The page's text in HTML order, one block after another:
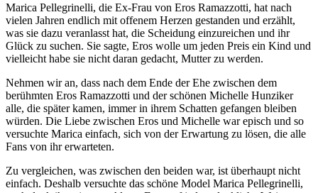
Marica Pellegrinelli, die Ex-Frau von Eros Ramazzotti, hat nach
vielen Jahren endlich mit offenem Herzen gestanden und erzählt,
was sie dazu veranlasst hat, die Scheidung einzureichen und ihr
Glück zu suchen. Sie sagte, Eros wolle um jeden Preis ein Kind und
vielleicht habe sie nicht daran gedacht, Mutter zu werden.
Nehmen wir an, dass nach dem Ende der Ehe zwischen dem
berühmten Eros Ramazzotti und der schönen Michelle Hunziker
alle, die später kamen, immer in ihrem Schatten gefangen bleiben
würden. Die Liebe zwischen Eros und Michelle war episch und so
versuchte Marica einfach, sich von der Erwartung zu lösen, die alle
Fans von ihr erwarteten.
Zu vergleichen, was zwischen den beiden war, ist überhaupt nicht
einfach. Deshalb versuchte das schöne Model Marica Pellegrinelli,